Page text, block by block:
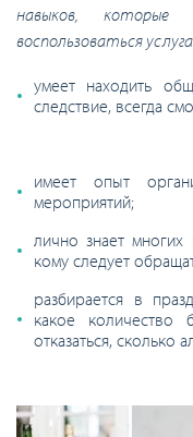
навыков,
воспользоваться
умеет находить
следствие, всегда
имеет опыт
мероприятий;
лично знает многих
кому следует
разбирается в
какое количество
отказаться, сколько